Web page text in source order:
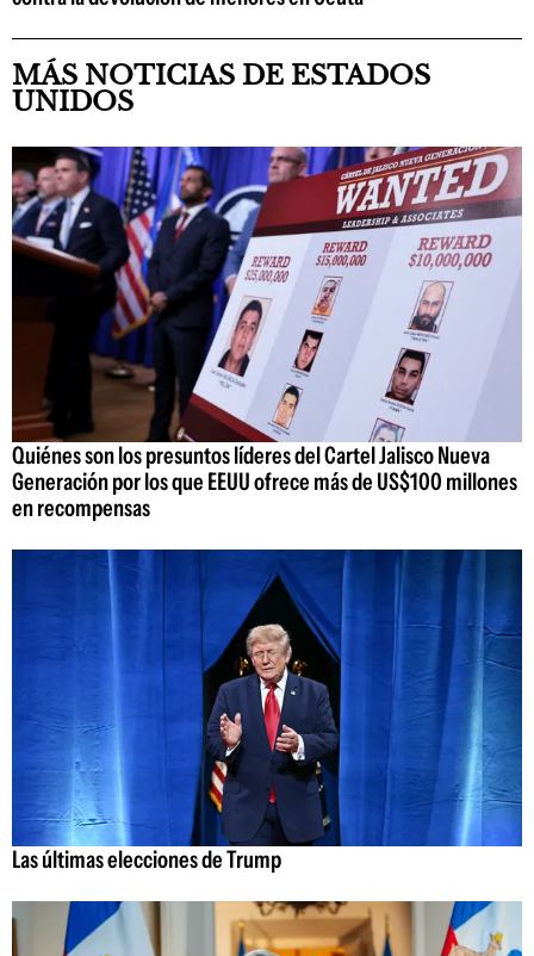
MÁS NOTICIAS DE ESTADOS
UNIDOS
Quiénes son los presuntos líderes del Cartel Jalisco Nueva
Generación por los que EEUU ofrece más de US$100 millones
en recompensas
Las últimas elecciones de Trump